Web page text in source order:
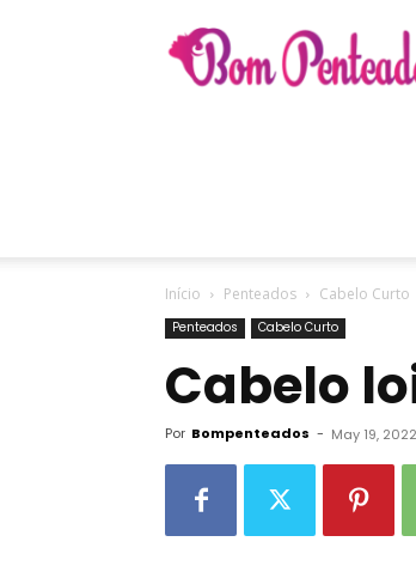
Penteados
Início Penteados Cabelo Curto
Penteados Cabelo Curto
Cabelo
Por Bompenteados - May 19, 2022